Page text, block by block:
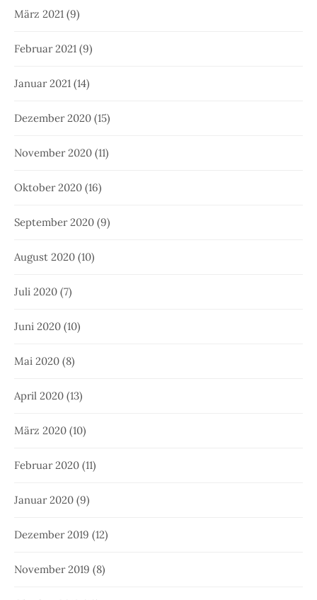
März 2021 (9)
Februar 2021 (9)
Januar 2021 (14)
Dezember 2020 (15)
November 2020 (11)
Oktober 2020 (16)
September 2020 (9)
August 2020 (10)
Juli 2020 (7)
Juni 2020 (10)
Mai 2020 (8)
April 2020 (13)
März 2020 (10)
Februar 2020 (11)
Januar 2020 (9)
Dezember 2019 (12)
November 2019 (8)